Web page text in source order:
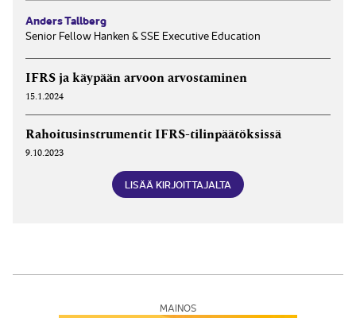
Anders Tallberg
Senior Fellow Hanken & SSE Executive Education
IFRS ja käypään arvoon arvostaminen
15.1.2024
Rahoitus­instrumentit IFRS-tilin­päätöksissä
9.10.2023
LISÄÄ KIRJOITTAJALTA
MAINOS